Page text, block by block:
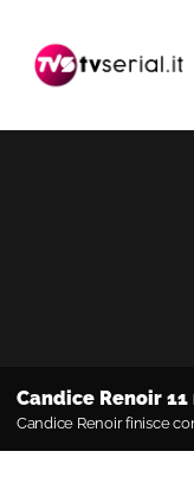
navigazione
contenuto
barra
primaria
Candice Renoir
Candice Renoir finisce